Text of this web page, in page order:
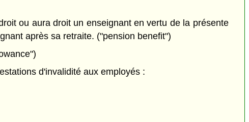
ou aura droit un enseignant en vertu de la présente
après sa retraite. ("pension benefit")
d'invalidité aux employés :